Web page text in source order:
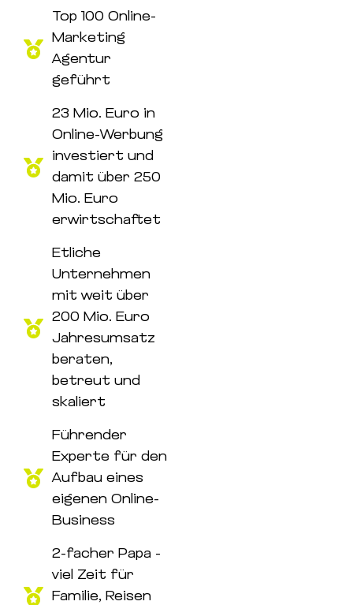
Top 100 Online-
Marketing
Agentur
geführt
23 Mio. Euro in
Online-Werbung
investiert und
damit über 250
Mio. Euro
erwirtschaftet
Etliche
Unternehmen
mit weit über
200 Mio. Euro
Jahresumsatz
beraten,
betreut und
skaliert
Führender
Experte für den
Aufbau eines
eigenen Online-
Business
2-facher Papa -
viel Zeit für
Familie, Reisen